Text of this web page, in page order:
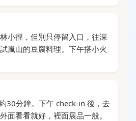
小徑，但別只停留入口，往深
嵐山的豆腐料理。下午搭小火
30分鐘。下午 check-in 後，去
面看看就好，裡面展品一般。